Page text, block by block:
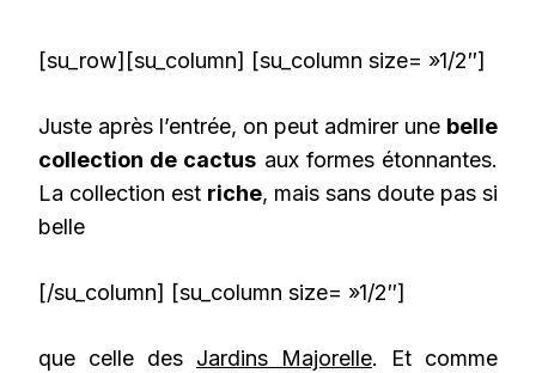
[su_row][su_column] [su_column size= »1/2″]
Juste après l’entrée, on peut admirer une belle
collection de cactus aux formes étonnantes.
La collection est riche, mais sans doute pas si
belle
[/su_column] [su_column size= »1/2″]
que celle des Jardins Majorelle. Et comme